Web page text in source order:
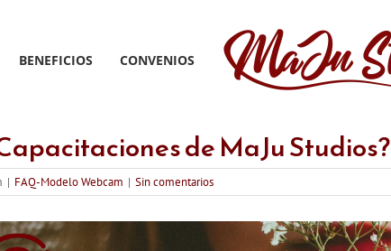
BENEFICIOS CONVENIOS
de MaJu Studios?
| FAQ-Modelo Webcam | Sin comentarios